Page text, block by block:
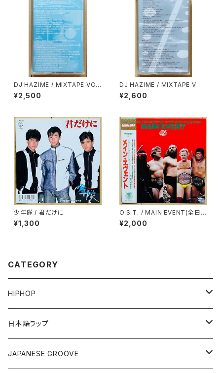
DJ HAZIME / MIXTAPE VO
L.7
¥2,500
DJ HAZIME / MIXTAPE VOL.
10
¥2,600
少年隊 / 君だけに
¥1,300
O.S.T. / MAIN EVENT(全日本
プロレス・テーマ・ソング・コレク
ション)
¥2,000
CATEGORY
HIPHOP
12"/7"
80'S OLD SCHOOL
LP
日本語ラップ
12"/7"
JAPANESE GROOVE